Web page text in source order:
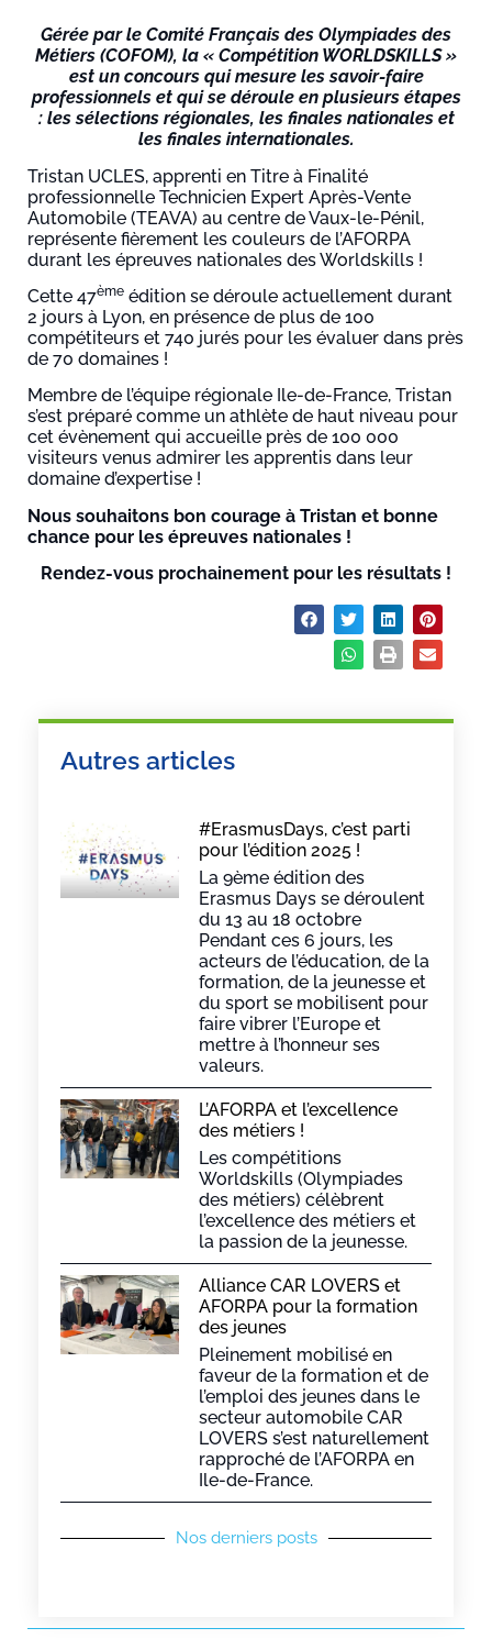
Gérée par le Comité Français des Olympiades des
Métiers (COFOM), la « Compétition WORLDSKILLS »
est un concours qui mesure les savoir-faire
professionnels et qui se déroule en plusieurs étapes
: les sélections régionales, les finales nationales et
les finales internationales.
Tristan UCLES, apprenti en Titre à Finalité
professionnelle Technicien Expert Après-Vente
Automobile (TEAVA) au centre de Vaux-le-Pénil,
représente fièrement les couleurs de l’AFORPA
durant les épreuves nationales des Worldskills !
Cette 47ème édition se déroule actuellement durant
2 jours à Lyon, en présence de plus de 100
compétiteurs et 740 jurés pour les évaluer dans près
de 70 domaines !
Membre de l’équipe régionale Ile-de-France, Tristan
s’est préparé comme un athlète de haut niveau pour
cet évènement qui accueille près de 100 000
visiteurs venus admirer les apprentis dans leur
domaine d’expertise !
Nous souhaitons bon courage à Tristan et bonne
chance pour les épreuves nationales !
Rendez-vous prochainement pour les résultats !
Autres articles
#ErasmusDays, c’est parti
pour l’édition 2025 !
La 9ème édition des
Erasmus Days se déroulent
du 13 au 18 octobre
Pendant ces 6 jours, les
acteurs de l’éducation, de la
formation, de la jeunesse et
du sport se mobilisent pour
faire vibrer l’Europe et
mettre à l’honneur ses
valeurs.
L’AFORPA et l’excellence
des métiers !
Les compétitions
Worldskills (Olympiades
des métiers) célèbrent
l’excellence des métiers et
la passion de la jeunesse.
Alliance CAR LOVERS et
AFORPA pour la formation
des jeunes
Pleinement mobilisé en
faveur de la formation et de
l’emploi des jeunes dans le
secteur automobile CAR
LOVERS s’est naturellement
rapproché de l’AFORPA en
Ile-de-France.
Nos derniers posts